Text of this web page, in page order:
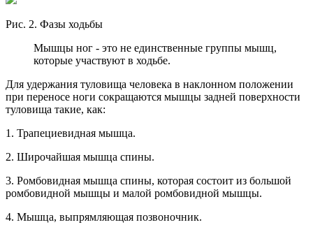
Рис. 2. Фазы ходьбы
Мышцы ног - это не единственные группы мышц,
которые участвуют в ходьбе.
Для удержания туловища человека в наклонном положении
при переносе ноги сокращаются мышцы задней поверхности
туловища такие, как:
1. Трапециевидная мышца.
2. Широчайшая мышца спины.
3. Ромбовидная мышца спины, которая состоит из большой
ромбовидной мышцы и малой ромбовидной мышцы.
4. Мышца, выпрямляющая позвоночник.